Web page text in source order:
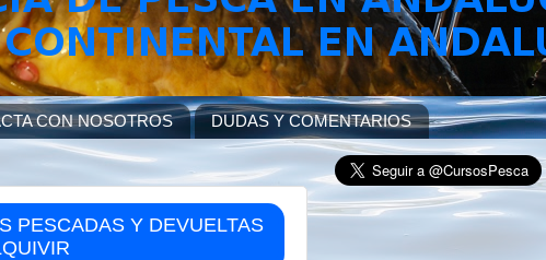
CON NOSOTROS DUDAS Y COMENTARIOS
PESCADAS Y DEVUELTAS